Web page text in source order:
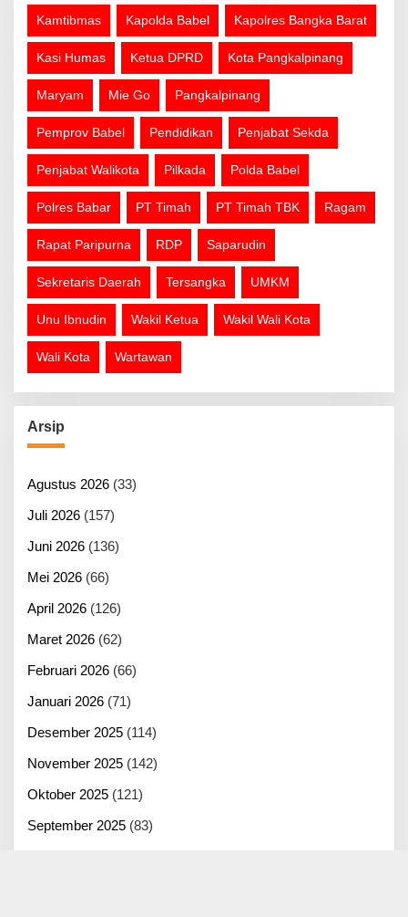
Kamtibmas Kapolda Babel Kapolres Bangka Barat
Kasi Humas Ketua DPRD Kota Pangkalpinang
Maryam Mie Go Pangkalpinang
Pemprov Babel Pendidikan Penjabat Sekda
Penjabat Walikota Pilkada Polda Babel
Polres Babar PT Timah PT Timah TBK Ragam
Rapat Paripurna RDP Saparudin
Sekretaris Daerah Tersangka UMKM
Unu Ibnudin Wakil Ketua Wakil Wali Kota
Wali Kota Wartawan
Arsip
Agustus 2026 (33)
Juli 2026 (157)
Juni 2026 (136)
Mei 2026 (66)
April 2026 (126)
Maret 2026 (62)
Februari 2026 (66)
Januari 2026 (71)
Desember 2025 (114)
November 2025 (142)
Oktober 2025 (121)
September 2025 (83)